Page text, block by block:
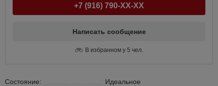
+7 (916) 790-XX-XX
Написать сообщение
В избранном у 5 чел.
Состояние:
Идеальное